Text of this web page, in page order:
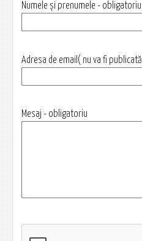
Numele și prenumele - obligatoriu
Adresa de email( nu va fi
Mesaj - obligatoriu